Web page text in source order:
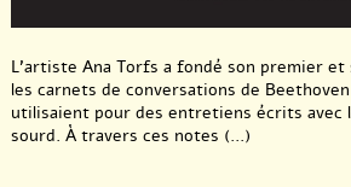
L’artiste Ana Torfs a fondé son premier
les carnets de conversations de
utilisaient pour des entretiens écrits avec
sourd. À travers ces notes (...)